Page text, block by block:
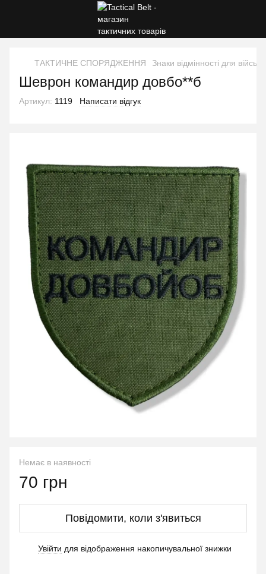
ТАКТИЧНЕ СПОРЯДЖЕННЯ Знаки відмінності для
Шеврон командир довбо**б
Артикул: 1119 Написати відгук
Немає в наявності
70 грн
Повідомити, коли з'явиться
Увійти для відображення накопичувальної знижки